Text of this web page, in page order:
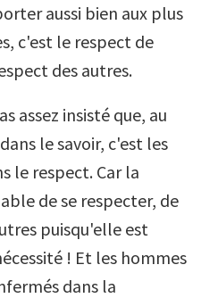
aussi bien aux plus
c'est le respect de
des autres.
assez insisté que, au
le savoir, c'est les
le respect. Car la
de se respecter, de
puisqu'elle est
! Et les hommes
dans la